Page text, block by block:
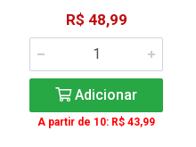
R$ 48,99
Adicionar
A partir de 10: R$ 43,99